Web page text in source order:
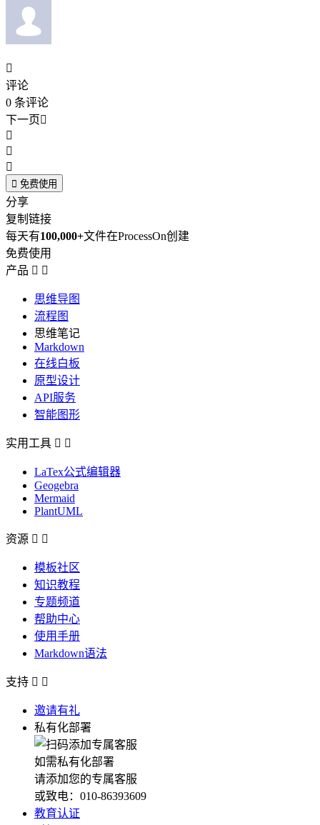

评论
0 条评论
下一页



 免费使用
分享
复制链接
每天有100,000+文件在ProcessOn创建
免费使用
产品  
思维导图
流程图
思维笔记
Markdown
在线白板
原型设计
API服务
智能图形
实用工具  
LaTex公式编辑器
Geogebra
Mermaid
PlantUML
资源  
模板社区
知识教程
专题频道
帮助中心
使用手册
Markdown语法
支持  
邀请有礼
私有化部署
如需私有化部署
请添加您的专属客服
或致电：010-86393609
教育认证